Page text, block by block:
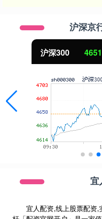
沪深京
北证50
宜
宜人配资,线上股票配资